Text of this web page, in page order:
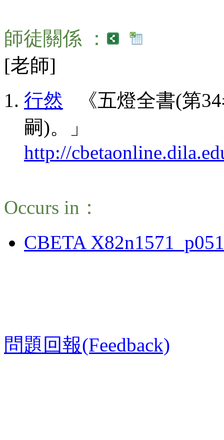
師徒關係 ：
[老師]
行然 《五燈全書(第
嗣)。」
http://
Occurs in：
CBETA
問題回報(Feedback)